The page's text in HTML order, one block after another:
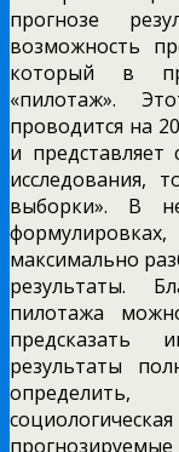
прогнозе
возможность
который в
«пилотаж».
проводится на
и
исследования,
выборки». В
максимально
результаты.
пилотажа
предсказать
результаты